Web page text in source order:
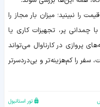
را نبینید؛ میزان بار مجاز را
چمدانی پر، تجهیزات کاری یا
پروازی در کارناوال می‌تواند
سفر را کم‌هزینه‌تر و بی‌دردسرتر
تور استانبول